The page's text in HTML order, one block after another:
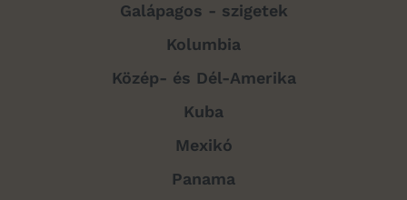
Galápagos - szigetek
Kolumbia
Közép- és Dél-Amerika
Kuba
Mexikó
Panama